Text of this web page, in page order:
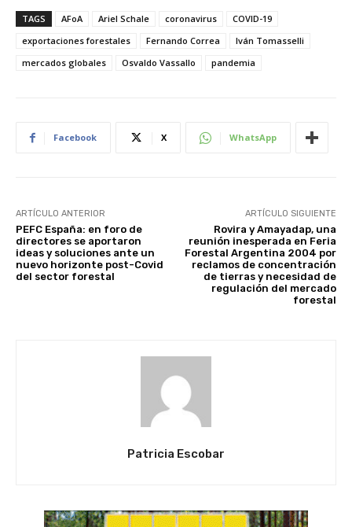
TAGS AFoA Ariel Schale coronavirus
COVID-19
exportaciones forestales
Fernando Correa
Iván Tomasselli
mercados globales
Osvaldo Vassallo pandemia
Facebook X WhatsApp
ARTÍCULO ANTERIOR
PEFC España: en foro de
directores se aportaron
ideas y soluciones ante un
nuevo horizonte post-Covid
del sector forestal
ARTÍCULO SIGUIENTE
Rovira y Amayadap, una
reunión inesperada en Feria
Forestal Argentina 2004 por
reclamos de concentración
de tierras y necesidad de
regulación del mercado
forestal
Patricia Escobar